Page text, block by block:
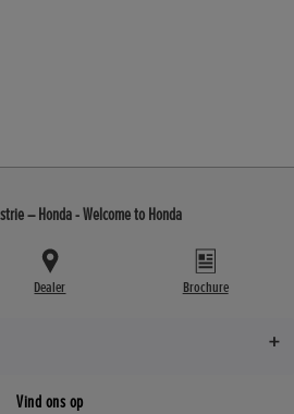
– Honda - Welcome to Honda
Dealer Brochure
Vind ons op